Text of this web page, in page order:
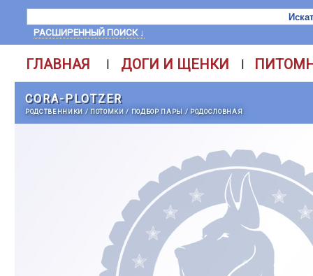
РАСШИРЕННЫЙ ПОИСК ↓
ГЛАВНАЯ | ДОГИ И ЩЕНКИ |
CORA-PLOTZER
РОДСТВЕННИКИ / ПОТОМКИ/ ПОДБОР ПАРЫ / РОДОСЛОВНАЯ